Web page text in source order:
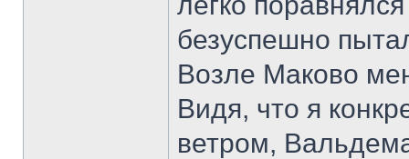
безуспешно
Возле Маково
Видя, что я
ветром,